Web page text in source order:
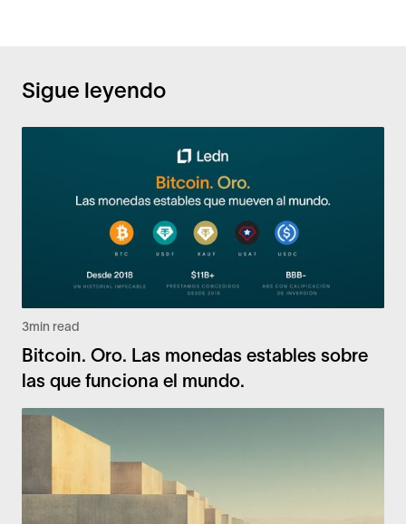
Sigue leyendo
3min read
Bitcoin. Oro. Las monedas estables sobre
las que funciona el mundo.